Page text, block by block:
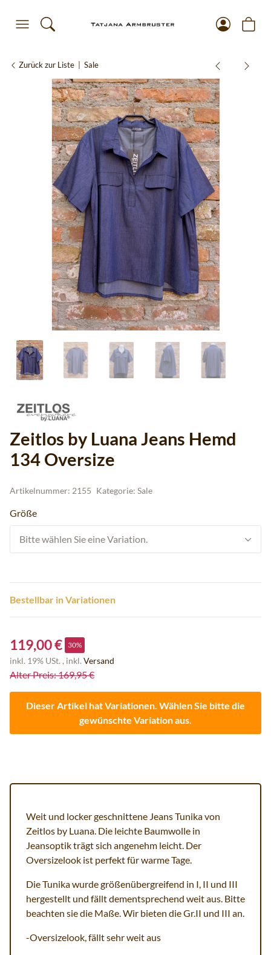
Zurück zur Liste Sale
Zeitlos by Luana Jeans Hemd
134 Oversize
Artikelnummer: 2155 Kategorie: Sale
Größe
Bitte wählen Sie eine Variation.
Bestellbar in Variationen
119,00 € 30%
inkl. 19% USt. , inkl. Versand
Alter Preis: 169,95 €
Dieser Artikel hat Variationen. Wählen Sie bitte die
gewünschte Variation aus.
Weit und locker geschnittene Jeans Tunika von
Zeitlos by Luana. Die leichte Baumwolle in
Jeansoptik trägt sich angenehm leicht. Der
Oversizelook ist perfekt für warme Tage.
Die Tunika wurde größenübergreifend in I, II und III
hergestellt und fällt dementsprechend weit aus. Bitte
beachten sie die Maße. Wir bieten die Gr.II und III an.
-Oversizelook, fällt sehr weit aus